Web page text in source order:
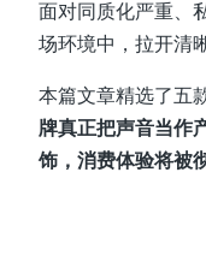
面对同质化严重、
场环境中，拉开清
本篇文章精选了五
牌真正把声音当作
饰，消费体验将被